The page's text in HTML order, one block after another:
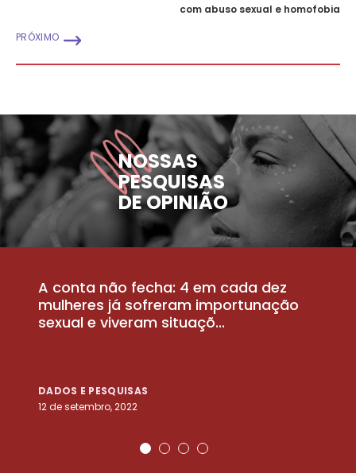
com abuso sexual e homofobia
PRÓXIMO
NOSSAS
PESQUISAS
DE OPINIÃO
A conta não fecha: 4 em cada dez
mulheres já sofreram importunação
sexual e viveram situaçõ...
DADOS E PESQUISAS
12 de setembro, 2022